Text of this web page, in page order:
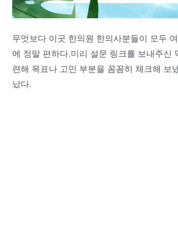
무엇보다 이곳 한의원 한의사분들이 모두
에 정말 편하다.미리 설문 링크를 보내주신
련해 목표나 고민 부분을 꼼꼼히 체크해 보
났다.